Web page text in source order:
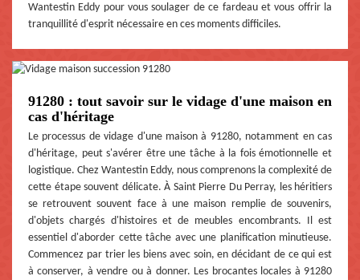
Wantestin Eddy pour vous soulager de ce fardeau et vous offrir la
tranquillité d'esprit nécessaire en ces moments difficiles.
91280 : tout savoir sur le vidage d'une maison en
cas d'héritage
Le processus de vidage d'une maison à 91280, notamment en cas
d'héritage, peut s'avérer être une tâche à la fois émotionnelle et
logistique. Chez Wantestin Eddy, nous comprenons la complexité de
cette étape souvent délicate. À Saint Pierre Du Perray, les héritiers
se retrouvent souvent face à une maison remplie de souvenirs,
d'objets chargés d'histoires et de meubles encombrants. Il est
essentiel d'aborder cette tâche avec une planification minutieuse.
Commencez par trier les biens avec soin, en décidant de ce qui est
à conserver, à vendre ou à donner. Les brocantes locales à 91280